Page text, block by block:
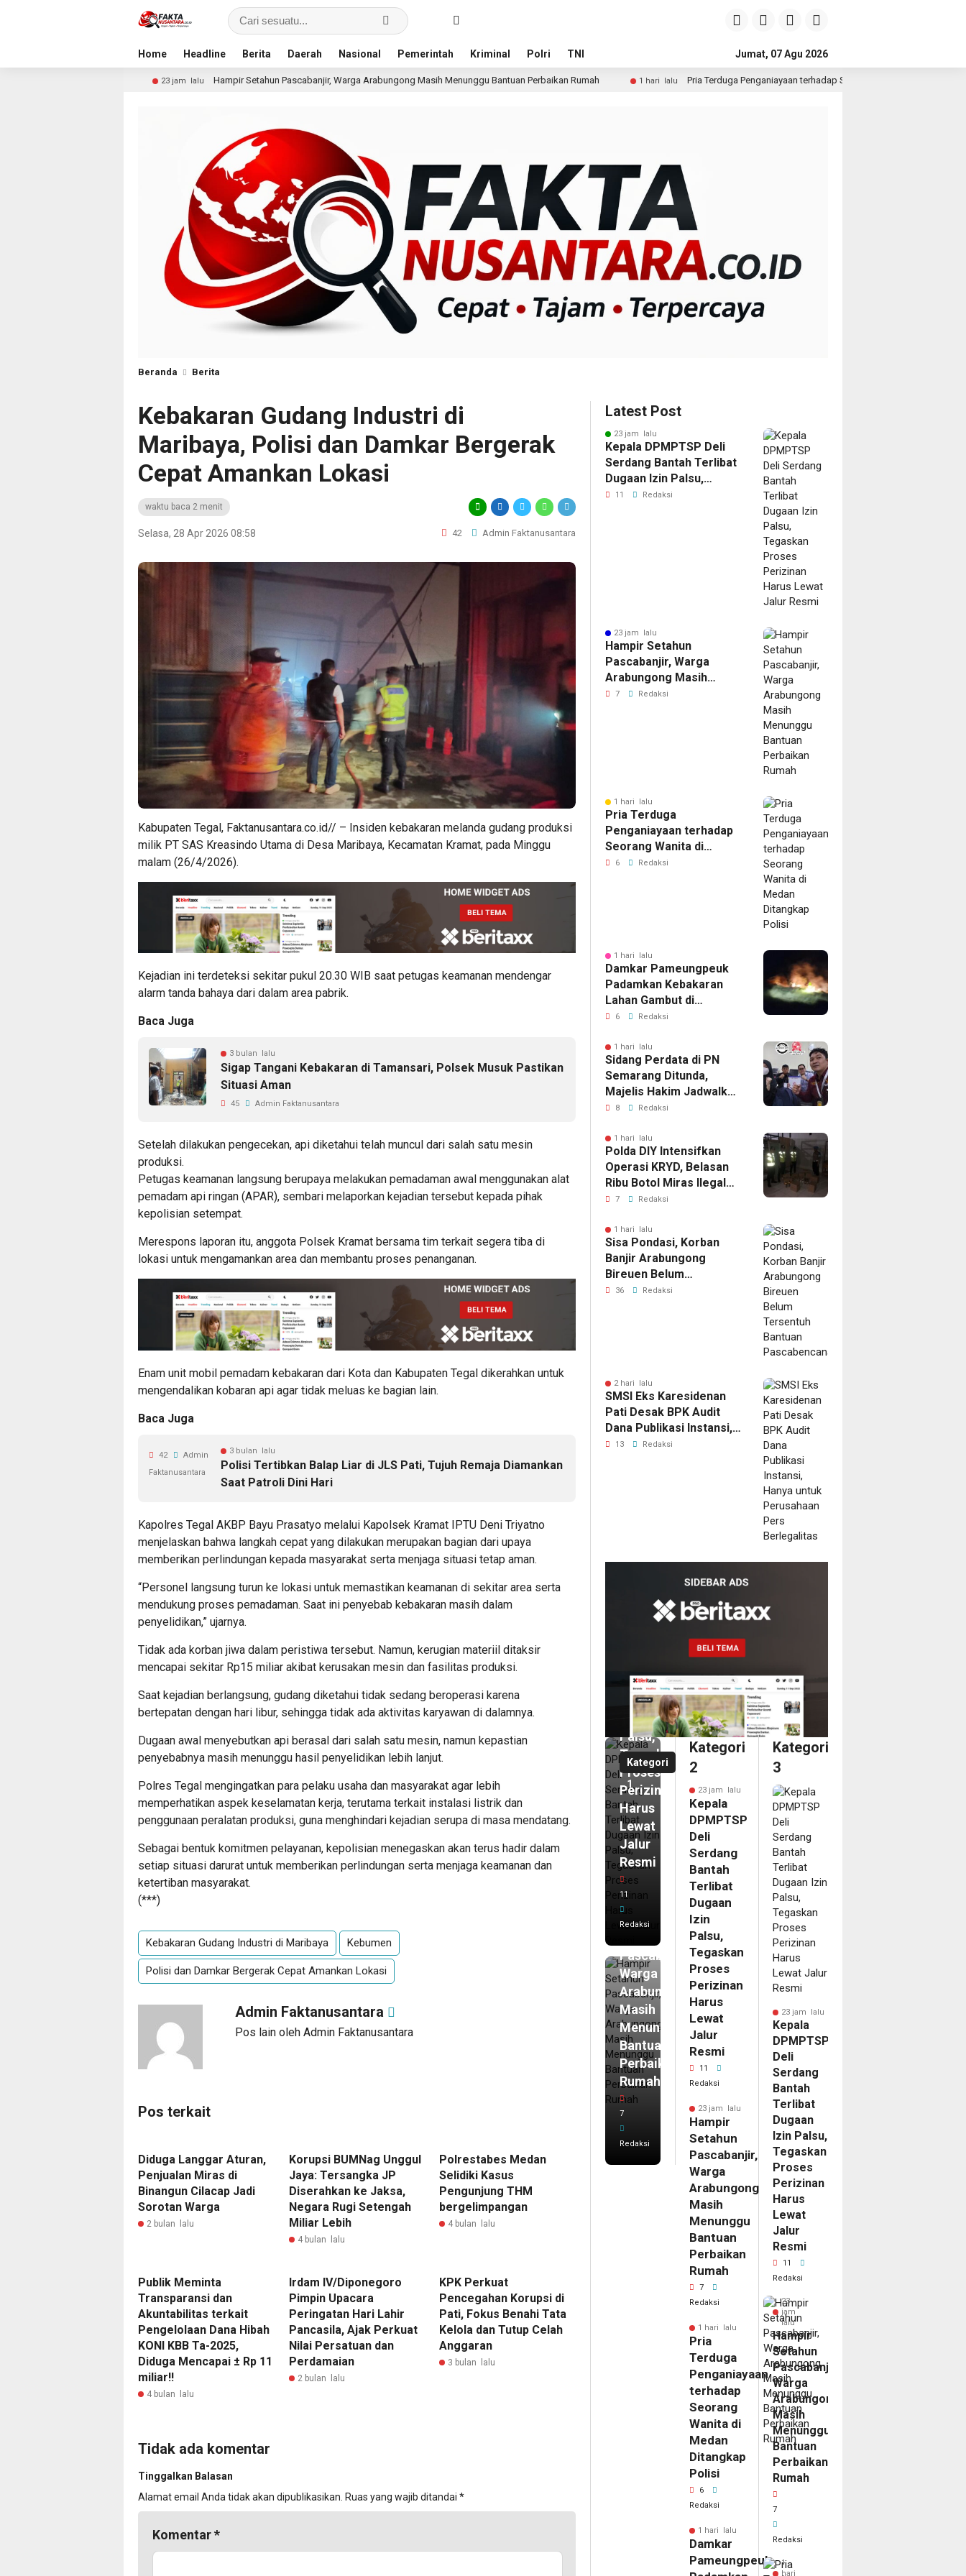
Home Headline Berita Daerah Nasional Pemerintah Kriminal Polri TNI Jumat, 07 Agu 2026
Hampir Setahun Pascabanjir, Warga Arabungong Masih Menunggu Bantuan Perbaikan Rumah 1 hari lalu Pria Terduga Penganiayaan terhadap Seorang Wanita di Medan Ditangkap Polisi
Beranda Berita
Kebakaran Gudang Industri di
Maribaya, Polisi dan Damkar Bergerak
Cepat Amankan Lokasi
waktu baca 2 menit
Selasa, 28 Apr 2026 08:58 42 Admin Faktanusantara
Kabupaten Tegal, Faktanusantara.co.id// – Insiden kebakaran melanda gudang produksi
milik PT SAS Kreasindo Utama di Desa Maribaya, Kecamatan Kramat, pada Minggu
malam (26/4/2026).
Kejadian ini terdeteksi sekitar pukul 20.30 WIB saat petugas keamanan mendengar
alarm tanda bahaya dari dalam area pabrik.
Baca Juga
3 bulan lalu
Sigap Tangani Kebakaran di Tamansari, Polsek Musuk Pastikan
Situasi Aman
45 Admin Faktanusantara
Setelah dilakukan pengecekan, api diketahui telah muncul dari salah satu mesin
produksi.
Petugas keamanan langsung berupaya melakukan pemadaman awal menggunakan alat
pemadam api ringan (APAR), sembari melaporkan kejadian tersebut kepada pihak
kepolisian setempat.
Merespons laporan itu, anggota Polsek Kramat bersama tim terkait segera tiba di
lokasi untuk mengamankan area dan membantu proses penanganan.
Enam unit mobil pemadam kebakaran dari Kota dan Kabupaten Tegal dikerahkan untuk
mengendalikan kobaran api agar tidak meluas ke bagian lain.
Baca Juga
3 bulan lalu
Polisi Tertibkan Balap Liar di JLS Pati, Tujuh Remaja Diamankan
Saat Patroli Dini Hari
42
Admin
Faktanusantara
Kapolres Tegal AKBP Bayu Prasatyo melalui Kapolsek Kramat IPTU Deni Triyatno
menjelaskan bahwa langkah cepat yang dilakukan merupakan bagian dari upaya
memberikan perlindungan kepada masyarakat serta menjaga situasi tetap aman.
“Personel langsung turun ke lokasi untuk memastikan keamanan di sekitar area serta
mendukung proses pemadaman. Saat ini penyebab kebakaran masih dalam
penyelidikan,” ujarnya.
Tidak ada korban jiwa dalam peristiwa tersebut. Namun, kerugian materiil ditaksir
mencapai sekitar Rp15 miliar akibat kerusakan mesin dan fasilitas produksi.
Saat kejadian berlangsung, gudang diketahui tidak sedang beroperasi karena
bertepatan dengan hari libur, sehingga tidak ada aktivitas karyawan di dalamnya.
Dugaan awal menyebutkan api berasal dari salah satu mesin, namun kepastian
penyebabnya masih menunggu hasil penyelidikan lebih lanjut.
Polres Tegal mengingatkan para pelaku usaha dan masyarakat agar lebih
memperhatikan aspek keselamatan kerja, terutama terkait instalasi listrik dan
penggunaan peralatan produksi, guna menghindari kejadian serupa di masa mendatang.
Sebagai bentuk komitmen pelayanan, kepolisian menegaskan akan terus hadir dalam
setiap situasi darurat untuk memberikan perlindungan serta menjaga keamanan dan
ketertiban masyarakat.
(***)
Kebakaran Gudang Industri di Maribaya Kebumen
Polisi dan Damkar Bergerak Cepat Amankan Lokasi
Admin Faktanusantara
Pos lain oleh Admin Faktanusantara
Pos terkait
Diduga Langgar Aturan,
Penjualan Miras di
Binangun Cilacap Jadi
Sorotan Warga
2 bulan lalu
Korupsi BUMNag Unggul
Jaya: Tersangka JP
Diserahkan ke Jaksa,
Negara Rugi Setengah
Miliar Lebih
4 bulan lalu
Polrestabes Medan
Selidiki Kasus
Pengunjung THM
bergelimpangan
4 bulan lalu
Publik Meminta
Transparansi dan
Akuntabilitas terkait
Pengelolaan Dana Hibah
KONI KBB Ta-2025,
Diduga Mencapai ± Rp 11
miliar!!
4 bulan lalu
Irdam IV/Diponegoro
Pimpin Upacara
Peringatan Hari Lahir
Pancasila, Ajak Perkuat
Nilai Persatuan dan
Perdamaian
2 bulan lalu
KPK Perkuat
Pencegahan Korupsi di
Pati, Fokus Benahi Tata
Kelola dan Tutup Celah
Anggaran
3 bulan lalu
Tidak ada komentar
Tinggalkan Balasan
Alamat email Anda tidak akan dipublikasikan. Ruas yang wajib ditandai *
Komentar*
Latest Post
23 jam lalu
Kepala DPMPTSP Deli
Serdang Bantah Terlibat
Dugaan Izin Palsu,
Tegaskan Proses
11 Redaksi
23 jam lalu
Hampir Setahun
Pascabanjir, Warga
Arabungong Masih
Menunggu Bantuan
7 Redaksi
1 hari lalu
Pria Terduga
Penganiayaan terhadap
Seorang Wanita di
Medan Ditangkap Polisi
6 Redaksi
1 hari lalu
Damkar Pameungpeuk
Padamkan Kebakaran
Lahan Gambut di
Cibalong, Permukiman
Diamankan
6 Redaksi
1 hari lalu
Sidang Perdata di PN
Semarang Ditunda,
Majelis Hakim Jadwalkan
Pemanggilan Ulang BPR
8 Redaksi
1 hari lalu
Polda DIY Intensifkan
Operasi KRYD, Belasan
Ribu Botol Miras Ilegal
Berhasil Diamankan
7 Redaksi
1 hari lalu
Sisa Pondasi, Korban
Banjir Arabungong
Bireuen Belum
Tersentuh Bantuan
36 Redaksi
2 hari lalu
SMSI Eks Karesidenan
Pati Desak BPK Audit
Dana Publikasi Instansi,
Hanya untuk Perusahaan
13 Redaksi
Kategori
1
DPMPTSP
Terlibat
Dugaan
Izin
Palsu,
Tegaskan
Proses
Perizinan
Harus
Lewat
Jalur
Resmi
11
Redaksi
23
jam
Hampir
Setahun
Pascabanjir,
Warga
Arabungong
Masih
Menunggu
Bantuan
Perbaikan
Rumah
7
Redaksi
Kategori
2
23 jam lalu
Kepala
DPMPTSP
Deli
Serdang
Bantah
Terlibat
Dugaan
Izin
Palsu,
Tegaskan
Proses
Perizinan
Harus
Lewat
Jalur
Resmi
11
Redaksi
23 jam lalu
Hampir
Setahun
Pascabanjir,
Warga
Arabungong
Masih
Menunggu
Bantuan
Perbaikan
Rumah
7
Redaksi
1 hari lalu
Pria
Terduga
Penganiayaan
terhadap
Seorang
Wanita di
Medan
Ditangkap
Polisi
6
Redaksi
1 hari lalu
Damkar
Pameungpeuk
Kategori
3
23 jam lalu
Kepala
DPMPTSP
Deli
Serdang
Bantah
Terlibat
Dugaan
Izin Palsu,
Tegaskan
Proses
Perizinan
Harus
Lewat
Jalur
Resmi
11
Redaksi
23
jam
lalu
Hampir
Setahun
Pascabanjir,
Warga
Arabungong
Masih
Menunggu
Bantuan
Perbaikan
Rumah
7
Redaksi
1
hari